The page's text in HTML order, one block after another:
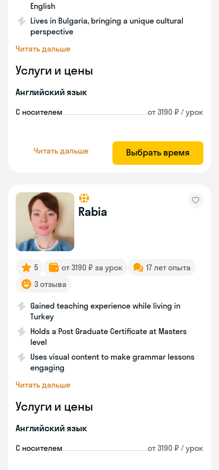
English
Lives in Bulgaria, bringing a unique cultural
perspective
Читать дальше
Услуги и цены
Английский язык
С носителем от 3190 ₽ / урок
Читать дальше Выбрать время
Rabia
5 от 3190 ₽ за урок
17 лет опыта
3 отзыва
Gained teaching experience while living in
Turkey
Holds a Post Graduate Certificate at Masters
level
Uses visual content to make grammar lessons
engaging
Читать дальше
Услуги и цены
Английский язык
С носителем от 3190 ₽ / урок